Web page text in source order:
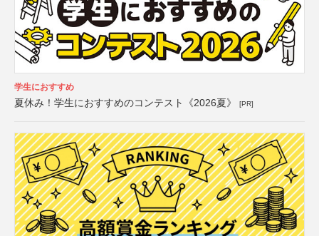
学生におすすめ
夏休み！学生におすすめのコンテスト《2026夏》 [PR]